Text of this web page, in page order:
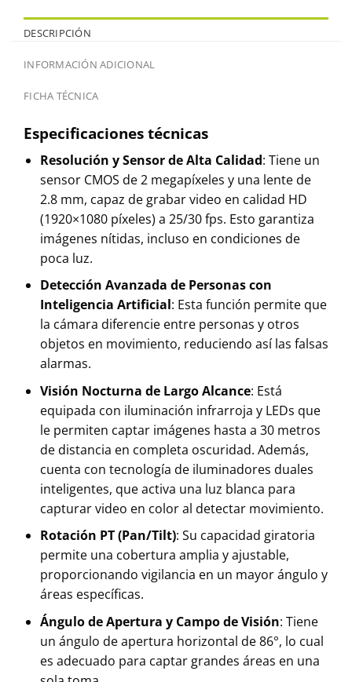
DESCRIPCIÓN
INFORMACIÓN ADICIONAL
FICHA TÉCNICA
Especificaciones técnicas
Resolución y Sensor de Alta Calidad: Tiene un
sensor CMOS de 2 megapíxeles y una lente de
2.8 mm, capaz de grabar video en calidad HD
(1920×1080 píxeles) a 25/30 fps. Esto garantiza
imágenes nítidas, incluso en condiciones de
poca luz.
Detección Avanzada de Personas con
Inteligencia Artificial: Esta función permite que
la cámara diferencie entre personas y otros
objetos en movimiento, reduciendo así las falsas
alarmas.
Visión Nocturna de Largo Alcance: Está
equipada con iluminación infrarroja y LEDs que
le permiten captar imágenes hasta a 30 metros
de distancia en completa oscuridad. Además,
cuenta con tecnología de iluminadores duales
inteligentes, que activa una luz blanca para
capturar video en color al detectar movimiento.
Rotación PT (Pan/Tilt): Su capacidad giratoria
permite una cobertura amplia y ajustable,
proporcionando vigilancia en un mayor ángulo y
áreas específicas.
Ángulo de Apertura y Campo de Visión: Tiene
un ángulo de apertura horizontal de 86°, lo cual
es adecuado para captar grandes áreas en una